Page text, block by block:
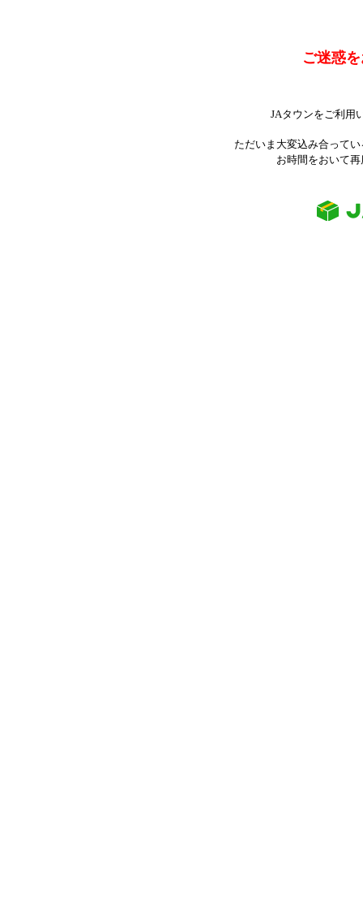
ご迷惑
JAタウンをご利用
ただいま大変込み合って
お時間をおいて